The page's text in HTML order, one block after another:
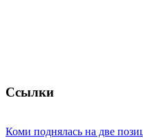
Ссылки
Коми поднялась на две